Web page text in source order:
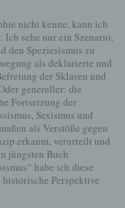
nicht kenne, kann ich
sehe nur ein Szenario,
den Speziesismus zu
als deklarierte und
der Sklaven und
genereller: die
Fortsetzung der
Sexismus und
als Verstöße gegen
erkannt, verurteilt und
jüngsten Buch
habe ich diese
Perspektive
Person vergebene IP-
Daten erfolgt vor dem
unserer Dienste
Daten im Bedarfsfall
aufzuklären. Insofern ist
Absicherung des für die
Eine Weitergabe
nicht, sofern
besteht oder die
Person unter freiwilliger
dient dem für die
der betroffenen Person
die aufgrund der Natur
angeboten werden
die Möglichkeit frei, die
personenbezogenen
vollständig aus dem
Verantwortlichen